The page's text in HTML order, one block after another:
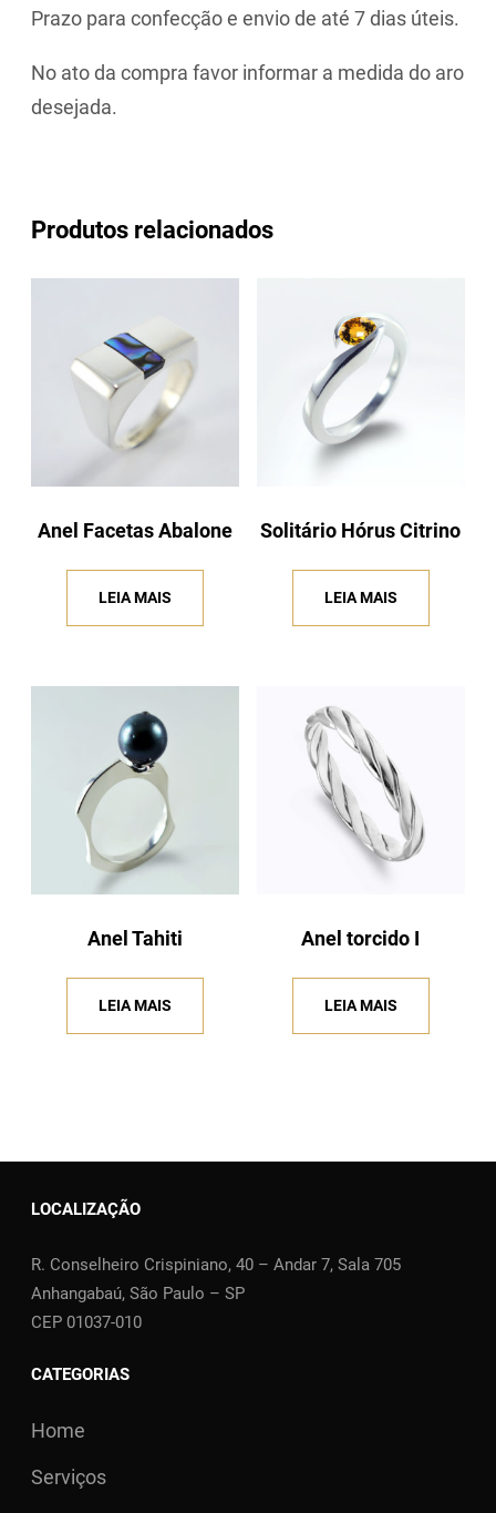
Prazo para confecção e envio de até 7 dias úteis.
No ato da compra favor informar a medida do aro
desejada.
Produtos relacionados
Anel Facetas Abalone
LEIA MAIS
Solitário Hórus Citrino
LEIA MAIS
Anel Tahiti
LEIA MAIS
Anel torcido I
LEIA MAIS
LOCALIZAÇÃO
R. Conselheiro Crispiniano, 40 – Andar 7, Sala 705
Anhangabaú, São Paulo – SP
CEP 01037-010
CATEGORIAS
Home
Serviços